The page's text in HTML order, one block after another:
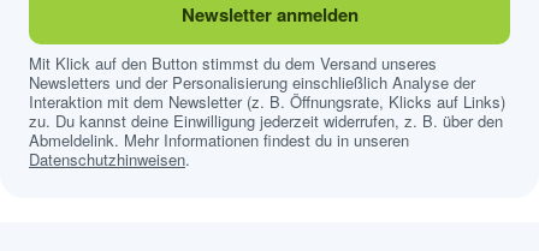
Newsletter anmelden
Mit Klick auf den Button stimmst du dem Versand unseres
Newsletters und der Personalisierung einschließlich Analyse der
Interaktion mit dem Newsletter (z. B. Öffnungsrate, Klicks auf Links)
zu. Du kannst deine Einwilligung jederzeit widerrufen, z. B. über den
Abmeldelink. Mehr Informationen findest du in unseren
Datenschutzhinweisen.